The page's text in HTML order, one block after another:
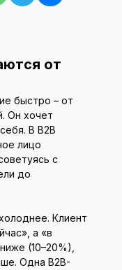
от
быстро – от
Он хочет
В B2B
лицо
с
до
Клиент
а «в
(10–20%),
Одна B2B-